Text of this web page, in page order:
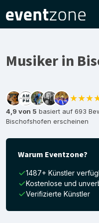
Musiker in
4,9 von 5 basiert auf 693
Bischofshofen erscheinen
Warum Eventzone?
1487+ Künstler
Kostenlose und
Verifizierte Künstler